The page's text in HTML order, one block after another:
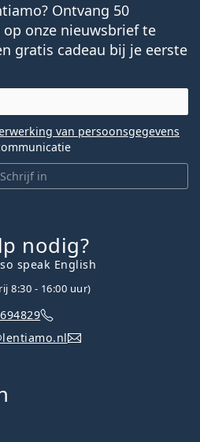
Ontvang 50
onze nieuwsbrief te
gratis cadeau bij je eerste
Schrijf in
van persoonsgegevens
nodig?
speak English
8:30 - 16:00 uur)